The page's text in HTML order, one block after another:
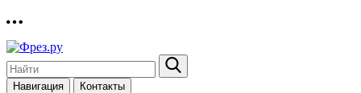
Навигация Контакты